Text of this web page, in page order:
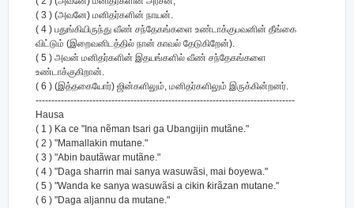
( 3 ) (அவனே) மனிதர்களின் நாயன்.
( 4 ) பதுங்கியிருந்து வீண் சந்தேகங்களை உண்டாக்குபவனின் தீங்கை
விட்டும் (இறைவனிடத்தில் நான் காவல் தேடுகிறேன்).
( 5 ) அவன் மனிதர்களின் இதயங்களில் வீண் சந்தேகங்களை
உண்டாக்குகிறான்.
( 6 ) (இத்தகையோர்) ஜின்களிலும், மனிதர்களிலும் இருக்கின்றனர்.
----------------------------------------------------------------------------------
Hausa
( 1 ) Ka ce "Ina nẽman tsari ga Ubangijin mutãne."
( 2 ) "Mamallakin mutane."
( 3 ) "Abin bautãwar mutãne."
( 4 ) "Daga sharrin mai sanya wasuwãsi, mai ɓoyewa."
( 5 ) "Wanda ke sanya wasuwãsi a cikin ƙirãzan mutane."
( 6 ) "Daga aljannu da mutane."